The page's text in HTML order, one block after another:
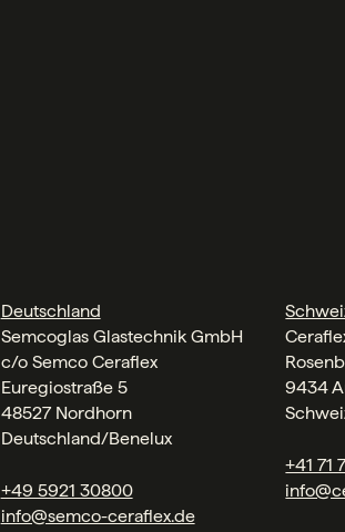
Deutschland
Semcoglas Glastechnik GmbH
c/o Semco Ceraflex
Euregiostraße 5
48527 Nordhorn
Deutschland/Benelux
+49 5921 30800
info@semco-ceraflex.de
9434
+41 71